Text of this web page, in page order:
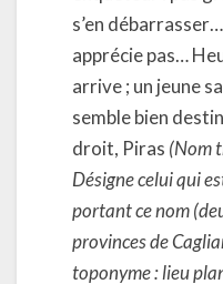
s’en
apprécie pas…
arrive ; un jeune
semble bien
droit, Piras (Nom
Désigne celui qui
portant ce nom
provinces de
toponyme : lieu